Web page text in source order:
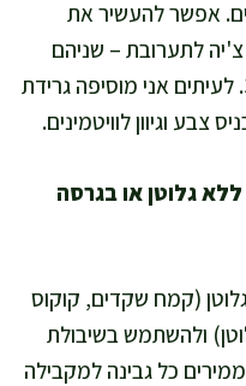
אפשר להעשיר את
לתערובת – שניהם
מוסיפים סיבים תזונתיים ואומגה 3. לעיתים אני מוסיפה גרידת
צבע וגיוון לוויטמינים.
גלוטן או בגרסה
(קמח שקדים, קוקוס
ולהשתמש בשיבולת
כל גבינה למקבילה